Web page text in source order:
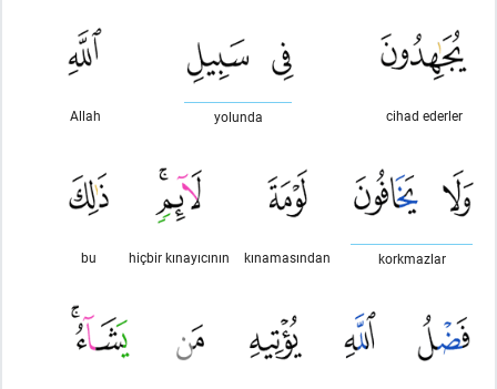
cihad ederler
yolunda
Allah
korkmazlar
kınamasından
hiçbir kınayıcının
bu